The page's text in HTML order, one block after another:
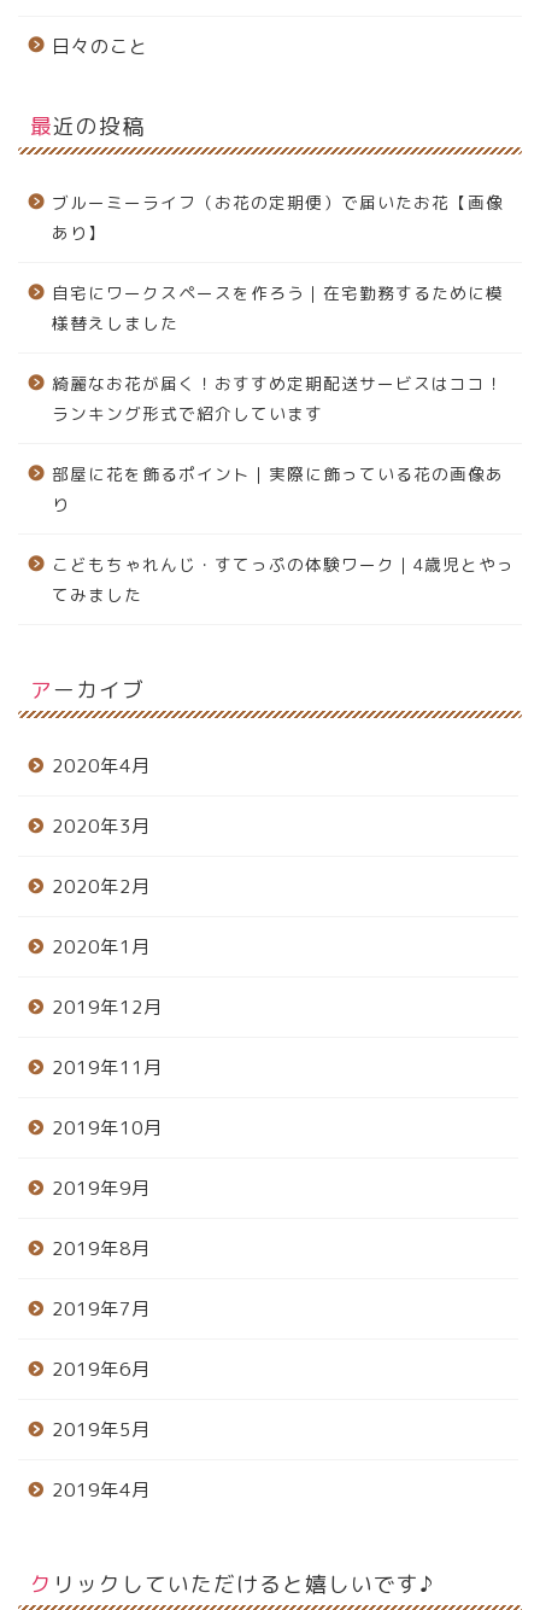
日々のこと
最近の投稿
ブルーミーライフ（お花の定期便）で届いたお花【画像
あり】
自宅にワークスペースを作ろう｜在宅勤務するために模
様替えしました
綺麗なお花が届く！おすすめ定期配送サービスはココ！
ランキング形式で紹介しています
部屋に花を飾るポイント｜実際に飾っている花の画像あ
り
こどもちゃれんじ・すてっぷの体験ワーク｜4歳児とやっ
てみました
アーカイブ
2020年4月
2020年3月
2020年2月
2020年1月
2019年12月
2019年11月
2019年10月
2019年9月
2019年8月
2019年7月
2019年6月
2019年5月
2019年4月
クリックしていただけると嬉しいです♪